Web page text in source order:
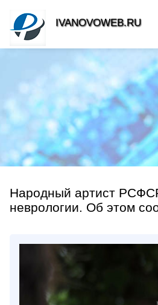
Народный артист
неврологии. Об этом
IVANOVOWEB.RU